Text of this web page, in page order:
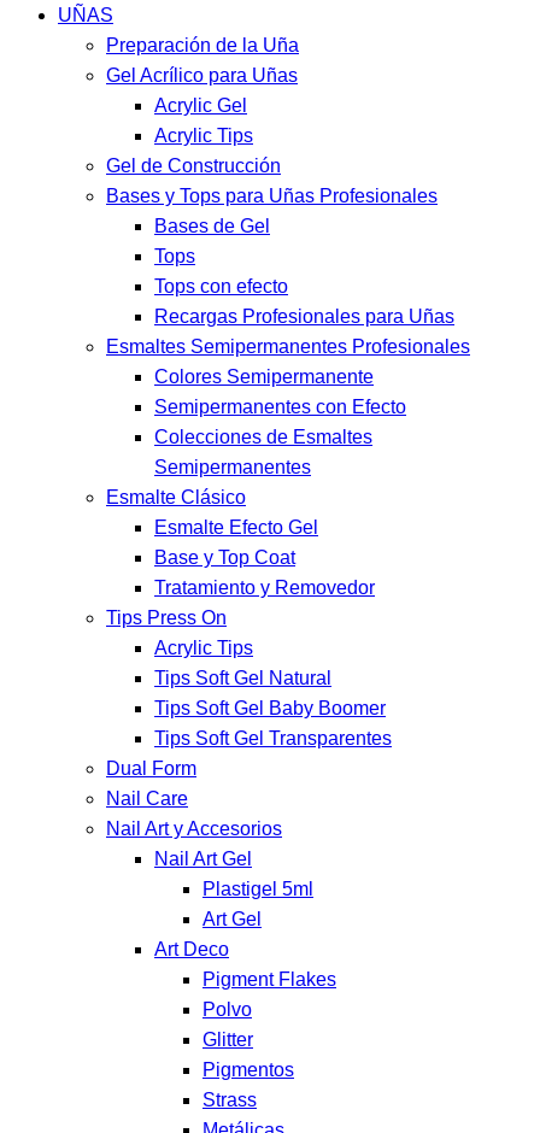
UÑAS
Preparación de la Uña
Gel Acrílico para Uñas
Acrylic Gel
Acrylic Tips
Gel de Construcción
Bases y Tops para Uñas Profesionales
Bases de Gel
Tops
Tops con efecto
Recargas Profesionales para Uñas
Esmaltes Semipermanentes Profesionales
Colores Semipermanente
Semipermanentes con Efecto
Colecciones de Esmaltes
Semipermanentes
Esmalte Clásico
Esmalte Efecto Gel
Base y Top Coat
Tratamiento y Removedor
Tips Press On
Acrylic Tips
Tips Soft Gel Natural
Tips Soft Gel Baby Boomer
Tips Soft Gel Transparentes
Dual Form
Nail Care
Nail Art y Accesorios
Nail Art Gel
Plastigel 5ml
Art Gel
Art Deco
Pigment Flakes
Polvo
Glitter
Pigmentos
Strass